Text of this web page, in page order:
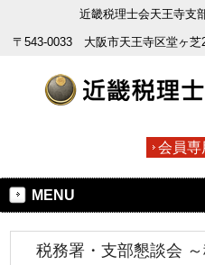
近畿税理士会天王寺支
〒543-0033 大阪市天王寺区堂ヶ
会員専
MENU
税務署・支部懇談会 ～